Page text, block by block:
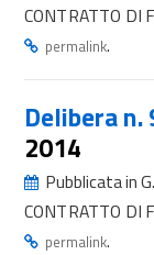
CONTRATTO DI
permalink.
Delibera
2014
Pubblicata in
CONTRATTO DI
permalink.